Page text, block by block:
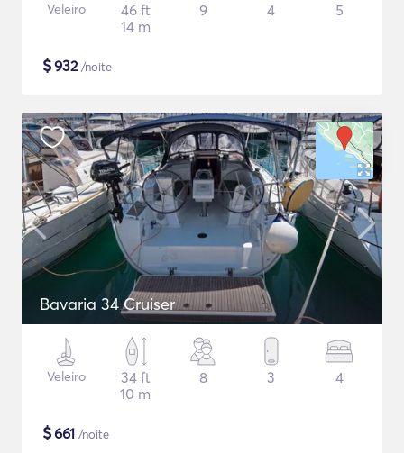
Veleiro
46 ft
14 m
9 4 5
$932/noite
Bavaria 34 Cruiser
Veleiro
34 ft
10 m
8 3 4
$661 /noite